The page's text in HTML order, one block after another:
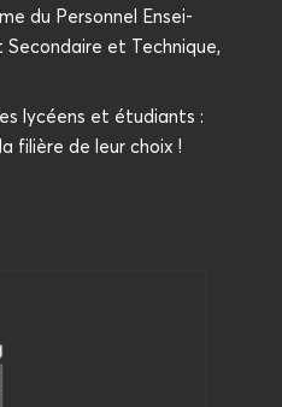
du Per­son­nel Ensei­
Secon­daire et Tech­nique,
lycéens et étu­diants :
filière de leur choix !